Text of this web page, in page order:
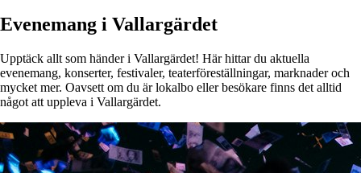
Evenemang i Vallargärdet
Upptäck allt som händer i Vallargärdet! Här hittar du aktuella
evenemang, konserter, festivaler, teaterföreställningar, marknader och
mycket mer. Oavsett om du är lokalbo eller besökare finns det alltid
något att uppleva i Vallargärdet.